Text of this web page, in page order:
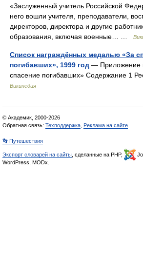
«Заслуженный учитель Российской
него вошли учителя, преподаватели,
директоров, директора и другие
образования, включая военные… …
Список награждённых медалью «За
погибавших», 1999 год — Приложение
спасение погибавших» Содержание 1
Википедия
© Академик, 2000-2026
Обратная связь: Техподдержка Реклама на сайте
👣 Путешествия
Экспорт словарей на сайты , сделанные на PHP,
WordPress, MODx.